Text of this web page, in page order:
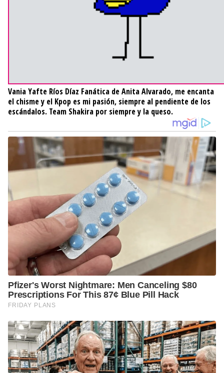
Vania Yafte Ríos Díaz Fanática de Anita Alvarado, me encanta
el chisme y el Kpop es mi pasión, siempre al pendiente de los
escándalos. Team Shakira por siempre y la queso.